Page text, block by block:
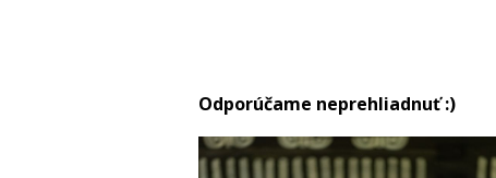
Odporúčame neprehliadnuť :)